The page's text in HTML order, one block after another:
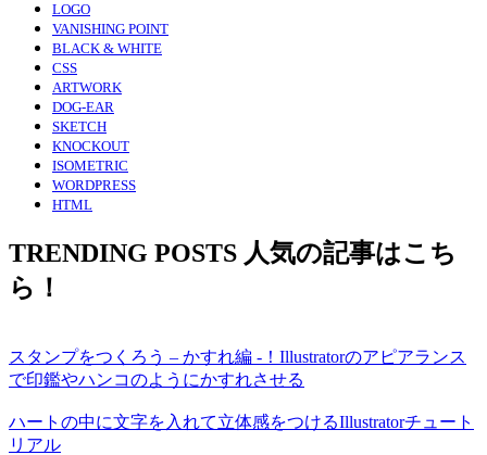
LOGO
VANISHING POINT
BLACK & WHITE
CSS
ARTWORK
DOG-EAR
SKETCH
KNOCKOUT
ISOMETRIC
WORDPRESS
HTML
TRENDING POSTS 人気の記事はこち
ら！
スタンプをつくろう – かすれ編 -！Illustratorのアピアランス
で印鑑やハンコのようにかすれさせる
ハートの中に文字を入れて立体感をつけるIllustratorチュート
リアル